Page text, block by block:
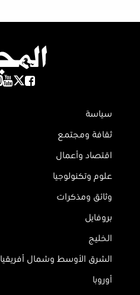
سياسة
ثقافة ومجتمع
اقتصاد وأعمال
علوم وتكنولوجيا
وثائق ومذكرات
بروفايل
الخليج
الشرق الأوسط وشمال أفريقيا
أوروبا